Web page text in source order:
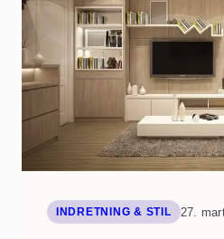
INDRETNING & STIL 27.